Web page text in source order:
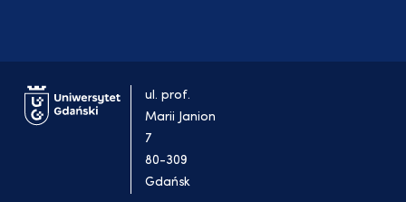
ul. prof.
Marii Janion
7
80-309
Gdańsk